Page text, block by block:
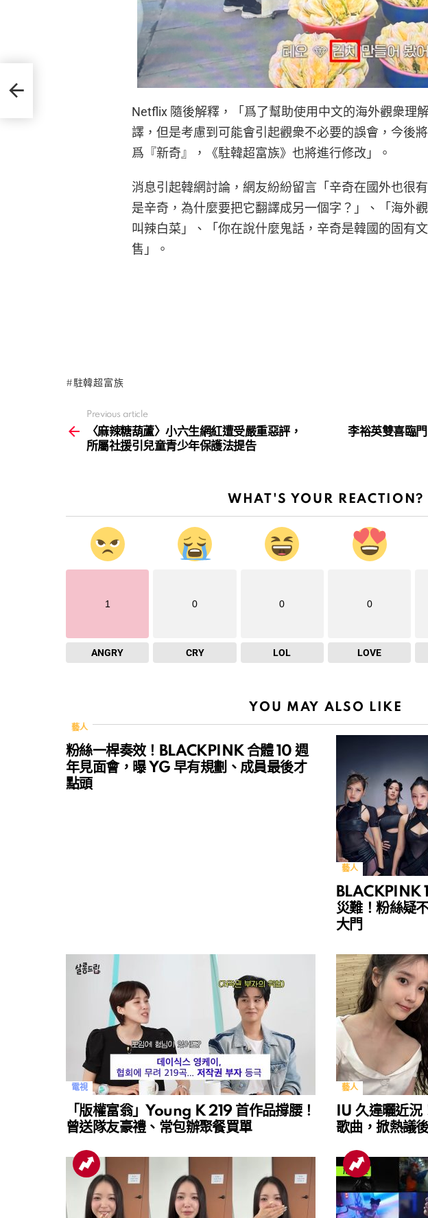
Netflix 隨後解釋，「爲了幫助使用中文的海外觀衆理
譯，但是考慮到可能會引起觀衆不必要的誤會，今後
爲『新奇』，《駐韓超富族》也將進行修改」。
消息引起韓網討論，網友紛紛留言「辛奇在國外也很
是辛奇，為什麼要把它翻譯成另一個字？」、「海外
叫辣白菜」、「你在說什麼鬼話，辛奇是韓國的固有
售」。
駐韓超富族
more
Previous article
〈麻辣糖葫蘆〉小六生網紅遭受嚴重惡評，
所屬社援引兒童青少年保護法提告
李裕英雙喜臨
WHAT'S YOUR REACTION?
1
ANGRY
0
CRY
0
LOL
0
LOVE
YOU MAY ALSO LIKE
藝人
粉絲一桿奏效！BLACKPINK 合體 10 週
年見面會，曝 YG 早有規劃、成員最後才
點頭
藝人
BLACKPINK
災難！粉絲疑
大門
電視
「版權富翁」Young K 219 首作品撐腰！
曾送隊友豪禮、常包辦聚餐買單
藝人
IU 久違曬近
歌曲，掀熱議